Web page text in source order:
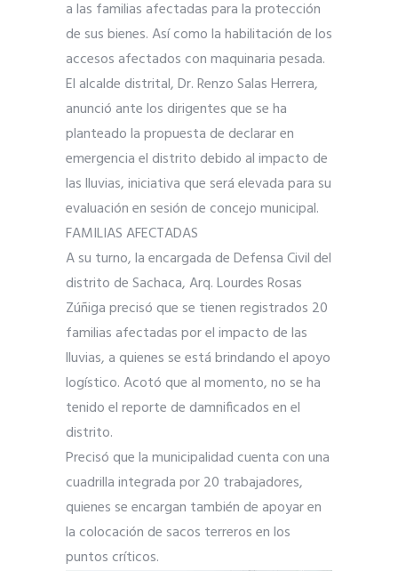
a las familias afectadas para la protección
de sus bienes. Así como la habilitación de los
accesos afectados con maquinaria pesada.
El alcalde distrital, Dr. Renzo Salas Herrera,
anunció ante los dirigentes que se ha
planteado la propuesta de declarar en
emergencia el distrito debido al impacto de
las lluvias, iniciativa que será elevada para su
evaluación en sesión de concejo municipal.
FAMILIAS AFECTADAS
A su turno, la encargada de Defensa Civil del
distrito de Sachaca, Arq. Lourdes Rosas
Zúñiga precisó que se tienen registrados 20
familias afectadas por el impacto de las
lluvias, a quienes se está brindando el apoyo
logístico. Acotó que al momento, no se ha
tenido el reporte de damnificados en el
distrito.
Precisó que la municipalidad cuenta con una
cuadrilla integrada por 20 trabajadores,
quienes se encargan también de apoyar en
la colocación de sacos terreros en los
puntos críticos.